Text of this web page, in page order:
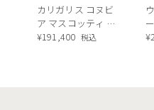
カリガリス コヌビ
ア マスコッティ 伸
長・昇降式テーブ
¥191,400 税込 ¥